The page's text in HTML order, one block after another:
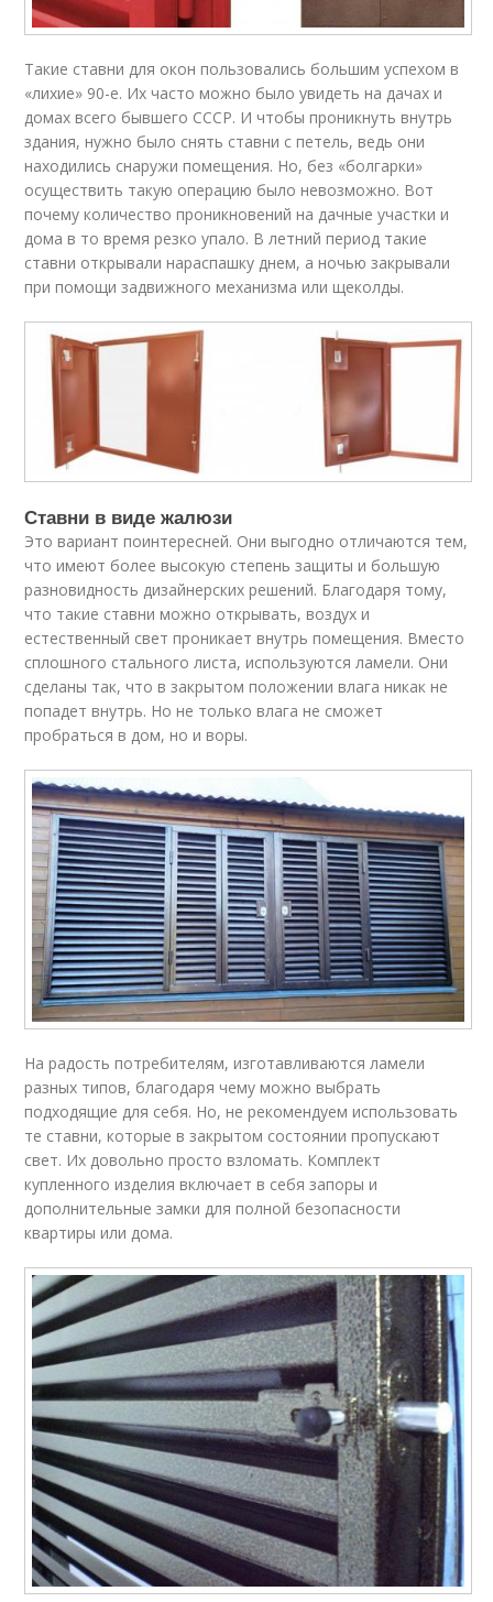
Такие ставни для окон пользовались большим успехом в
«лихие» 90-е. Их часто можно было увидеть на дачах и
домах всего бывшего СССР. И чтобы проникнуть внутрь
здания, нужно было снять ставни с петель, ведь они
находились снаружи помещения. Но, без «болгарки»
осуществить такую операцию было невозможно. Вот
почему количество проникновений на дачные участки и
дома в то время резко упало. В летний период такие
ставни открывали нараспашку днем, а ночью закрывали
при помощи задвижного механизма или щеколды.
Ставни в виде жалюзи
Это вариант поинтересней. Они выгодно отличаются тем,
что имеют более высокую степень защиты и большую
разновидность дизайнерских решений. Благодаря тому,
что такие ставни можно открывать, воздух и
естественный свет проникает внутрь помещения. Вместо
сплошного стального листа, используются ламели. Они
сделаны так, что в закрытом положении влага никак не
попадет внутрь. Но не только влага не сможет
пробраться в дом, но и воры.
На радость потребителям, изготавливаются ламели
разных типов, благодаря чему можно выбрать
подходящие для себя. Но, не рекомендуем использовать
те ставни, которые в закрытом состоянии пропускают
свет. Их довольно просто взломать. Комплект
купленного изделия включает в себя запоры и
дополнительные замки для полной безопасности
квартиры или дома.